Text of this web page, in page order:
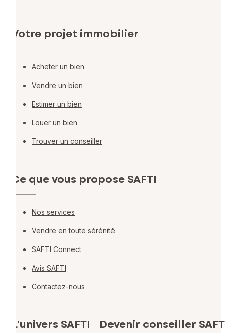
Votre projet immobilier
Acheter un bien
Vendre un bien
Estimer un bien
Louer un bien
Trouver un conseiller
Ce que vous propose SAFTI
Nos services
Vendre en toute sérénité
SAFTI Connect
Avis SAFTI
Contactez-nous
L'univers SAFTI Devenir conseiller